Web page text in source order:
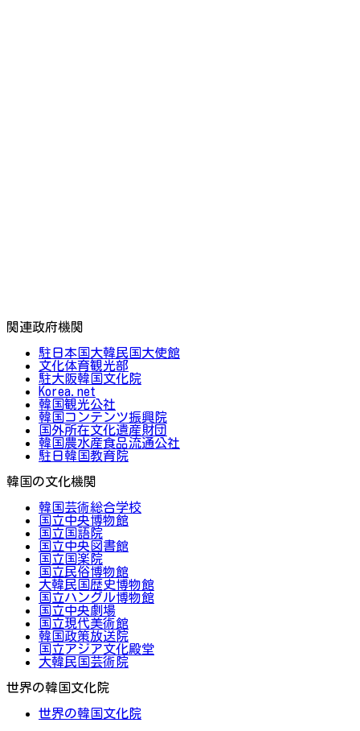
関連政府機関
駐日本国大韓民国大使館
文化体育観光部
駐大阪韓国文化院
Korea.net
韓国観光公社
韓国コンテンツ振興院
国外所在文化遺産財団
韓国農水産食品流通公社
駐日韓国教育院
韓国の文化機関
韓国芸術総合学校
国立中央博物館
国立国語院
国立中央図書館
国立国楽院
国立民俗博物館
大韓民国歴史博物館
国立ハングル博物館
国立中央劇場
国立現代美術館
韓国政策放送院
国立アジア文化殿堂
大韓民国芸術院
世界の韓国文化院
世界の韓国文化院